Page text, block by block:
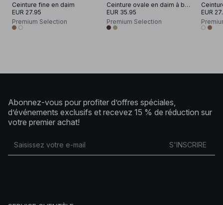
Ceinture fine en daim
EUR 27.95
Premium Selection
Ceinture ovale en daim à boucle
EUR 35.95
Premium Selection
EUR
Abonnez-vous pour profiter d’offres spéciales,
d’événements exclusifs et recevez 15 % de réduction sur
votre premier achat!
S'INSCRIRE